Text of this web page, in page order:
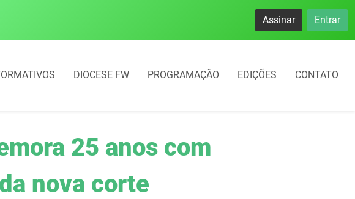
do estacionamento rotativo começará em 10 dias em Frederico
Assinar Entrar
DIOCESE FW PROGRAMAÇÃO EDIÇÕES CONTATO
25 anos com
nova corte